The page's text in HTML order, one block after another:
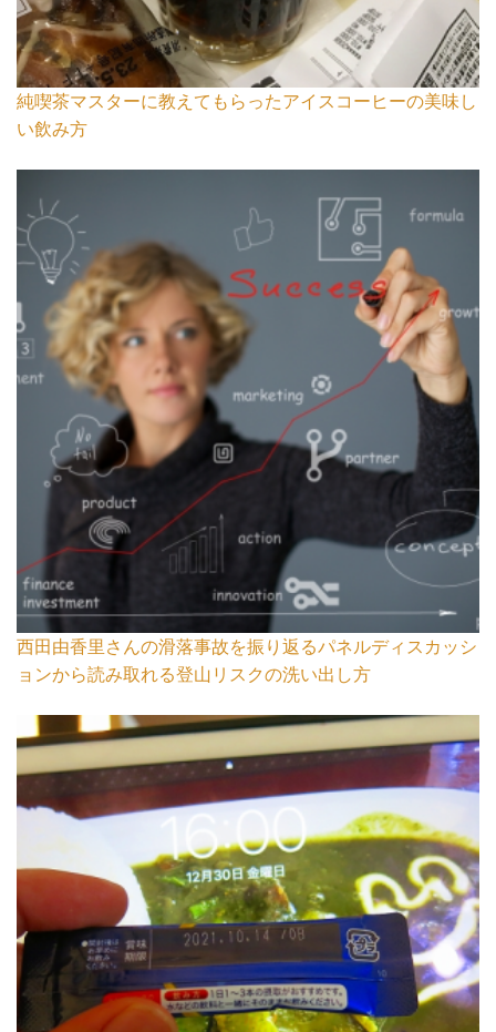
純喫茶マスターに教えてもらったアイスコーヒーの美味し
い飲み方
西田由香里さんの滑落事故を振り返るパネルディスカッシ
ョンから読み取れる登山リスクの洗い出し方